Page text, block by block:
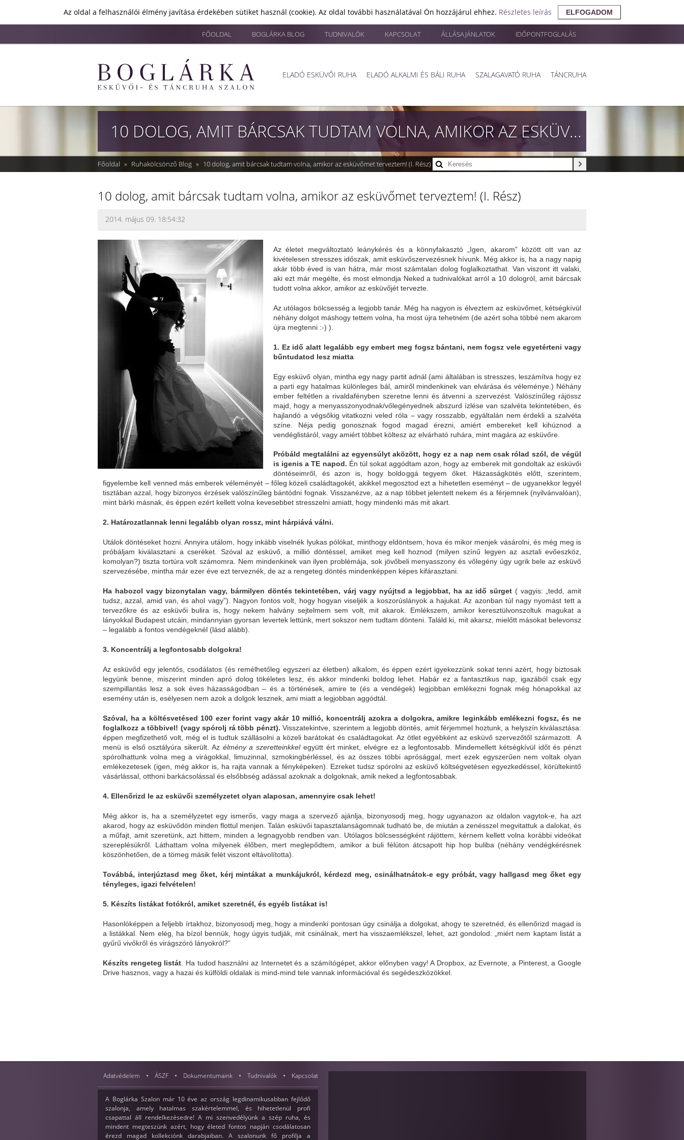
Az oldal a felhasználói élmény javítása érdekében sütiket használ (cookie). Az oldal további használatával Ön hozzájárul ehhez. Részletes leírás ELFOGADOM
IDŐPONTFOGLALÁS
ÁLLÁSAJÁNLATOK
KAPCSOLAT
TUDNIVALÓK
BOGLÁRKA BLOG
FŐOLDAL
ELADÓ ESKÜVŐI RUHA ELADÓ ALKALMI ÉS BÁLI RUHA SZALAGAVATÓ RUHA TÁNCRUHA
10 DOLOG, AMIT BÁRCSAK TUDTAM VOLNA, AMIKOR AZ ESKÜVŐMET TERVEZTEM! (I. RÉSZ)
Főoldal » Ruhakölcsönző Blog » 10 dolog, amit bárcsak tudtam volna, amikor az esküvőmet terveztem! (I. Rész)
10 dolog, amit bárcsak tudtam volna, amikor az esküvőmet terveztem! (I. Rész)
2014. május 09. 18:54:32
Az életet megváltoztató leánykérés és a könnyfakasztó „Igen, akarom” között ott van az
kivételesen stresszes időszak, amit esküvőszervezésnek hívunk. Még akkor is, ha a nagy napig
akár több éved is van hátra, már most számtalan dolog foglalkoztathat. Van viszont itt valaki,
aki ezt már megélte, és most elmondja Neked a tudnivalókat arról a 10 dologról, amit bárcsak
tudott volna akkor, amikor az esküvőjét tervezte.
Az utólagos bölcsesség a legjobb tanár. Még ha nagyon is élveztem az esküvőmet, kétségkívül
néhány dolgot máshogy tettem volna, ha most újra tehetném (de azért soha többé nem akarom
újra megtenni :-) ).
1. Ez idő alatt legalább egy embert meg fogsz bántani, nem fogsz vele egyetérteni vagy
bűntudatod lesz miatta
Egy esküvő olyan, mintha egy nagy partit adnál (ami általában is stresszes, leszámítva hogy ez
a parti egy hatalmas különleges bál, amiről mindenkinek van elvárása és véleménye.) Néhány
ember feltétlen a rivaldafényben szeretne lenni és átvenni a szervezést. Valószínűleg rájössz
majd, hogy a menyasszonyodnak/vőlegényednek abszurd ízlése van szalvéta tekintetében, és
hajlandó a végsőkig vitatkozni veled róla – vagy rosszabb, egyáltalán nem érdekli a szalvéta
színe. Néja pedig gonosznak fogod magad érezni, amiért embereket kell kihúznod a
vendéglistáról, vagy amiért többet költesz az elvárható ruhára, mint magára az esküvőre.
Próbáld megtalálni az egyensúlyt aközött, hogy ez a nap nem csak rólad szól, de végül
is igenis a TE napod. Én túl sokat aggódtam azon, hogy az emberek mit gondoltak az esküvői
döntéseimről, és azon is, hogy boldoggá tegyem őket. Házasságkötés előtt, szerintem,
figyelembe kell venned más emberek véleményét – főleg közeli családtagokét, akikkel megosztod ezt a hihetetlen eseményt – de ugyanekkor legyél
tisztában azzal, hogy bizonyos érzések valószínűleg bántódni fognak. Visszanézve, az a nap többet jelentett nekem és a férjemnek (nyilvánvalóan),
mint bárki másnak, és éppen ezért kellett volna kevesebbet stresszelni amiatt, hogy mindenki más mit akart.
2. Határozatlannak lenni legalább olyan rossz, mint hárpiává válni.
Utálok döntéseket hozni. Annyira utálom, hogy inkább viselnék lyukas pólókat, minthogy eldöntsem, hova és mikor menjek vásárolni, és még meg is
próbáljam kiválasztani a cseréket. Szóval az esküvő, a millió döntéssel, amiket meg kell hoznod (milyen színű legyen az asztali evőeszköz,
komolyan?) tiszta tortúra volt számomra. Nem mindenkinek van ilyen problémája, sok jövőbeli menyasszony és vőlegény úgy ugrik bele az esküvő
szervezésébe, mintha már ezer éve ezt terveznék, de az a rengeteg döntés mindenképpen képes kifárasztani.
Ha habozol vagy bizonytalan vagy, bármilyen döntés tekintetében, várj vagy nyújtsd a legjobbat, ha az idő sürget ( vagyis: „tedd, amit
tudsz, azzal, amid van, és ahol vagy”). Nagyon fontos volt, hogy hogyan viseljék a koszorúslányok a hajukat. Az azonban túl nagy nyomást tett a
tervezőkre és az esküvői bulira is, hogy nekem halvány sejtelmem sem volt, mit akarok. Emlékszem, amikor keresztülvonszoltuk magukat a
lányokkal Budapest utcáin, mindannyian gyorsan levertek lettünk, mert sokszor nem tudtam dönteni. Találd ki, mit akarsz, mielőtt másokat belevonsz
– legalább a fontos vendégeknél (lásd alább).
3. Koncentrálj a legfontosabb dolgokra!
Az esküvőd egy jelentős, csodálatos (és remélhetőleg egyszeri az életben) alkalom, és éppen ezért igyekezzünk sokat tenni azért, hogy biztosak
legyünk benne, miszerint minden apró dolog tökéletes lesz, és akkor mindenki boldog lehet. Habár ez a fantasztikus nap, igazából csak egy
szempillantás lesz a sok éves házasságodban – és a történések, amire te (és a vendégek) legjobban emlékezni fognak még hónapokkal az
esemény után is, esélyesen nem azok a dolgok lesznek, ami miatt a legjobban aggódtál.
Szóval, ha a költésvetésed 100 ezer forint vagy akár 10 millió, koncentrálj azokra a dolgokra, amikre leginkább emlékezni fogsz, és ne
foglalkozz a többivel! (vagy spórolj rá több pénzt). Visszatekintve, szerintem a legjobb döntés, amit férjemmel hoztunk, a helyszín kiválasztása:
éppen megfizethető volt, még el is tudtuk szállásolni a közeli barátokat és családtagokat. Az ötlet egyébként az esküvő szervezőtől származott. A
menü is első osztályúra sikerült. Az élmény a szeretteinkkelegyütt ért minket, elvégre ez a legfontosabb. Mindemellett kétségkívül időt és pénzt
spórolhattunk volna meg a virágokkal, limuzinnal, szmokingbérléssel, és az összes többi aprósággal, mert ezek egyszerűen nem voltak olyan
emlékezetesek (igen, még akkor is, ha rajta vannak a fényképeken). Ezreket tudsz spórolni az esküvő költségvetésen egyezkedéssel, körültekintő
vásárlással, otthoni barkácsolással és elsőbbség adással azoknak a dolgoknak, amik neked a legfontosabbak.
4. Ellenőrizd le az esküvői személyzetet olyan alaposan, amennyire csak lehet!
Még akkor is, ha a személyzetet egy ismerős, vagy maga a szervező ajánlja, bizonyosodj meg, hogy ugyanazon az oldalon vagytok-e, ha azt
akarod, hogy az esküvődön minden flottul menjen. Talán esküvői tapasztalanságomnak tudható be, de miután a zenésszel megvitattuk a dalokat, és
a műfajt, amit szeretünk, azt hittem, minden a legnagyobb rendben van. Utólagos bölcsességként rájöttem, kérnem kellett volna korábbi videókat
szereplésükről. Láthattam volna milyenek élőben, mert meglepődtem, amikor a buli félúton átcsapott hip hop buliba (néhány vendégkérésnek
köszönhetően, de a tömeg másik felét viszont eltávolította).
Továbbá, interjúztasd meg őket, kérj mintákat a munkájukról, kérdezd meg, csinálhatnátok-e egy próbát, vagy hallgasd meg őket egy
tényleges, igazi felvételen!
5. Készíts listákat fotókról, amiket szeretnél, és egyéb listákat is!
Hasonlóképpen a feljebb írtakhoz, bizonyosodj meg, hogy a mindenki pontosan úgy csinálja a dolgokat, ahogy te szeretnéd, és ellenőrizd magad is
a listákkal. Nem elég, ha bízol bennük, hogy úgyis tudják, mit csinálnak, mert ha visszaemlékszel, lehet, azt gondolod: „miért nem kaptam listát a
gyűrű vivőkről és virágszóró lányokról?”
Készíts rengeteg listát . Ha tudod használni az Internetet és a számítógépet, akkor előnyben vagy! A Dropbox, az Evernote, a Pinterest, a Google
Drive hasznos, vagy a hazai és külföldi oldalak is mind-mind tele vannak információval és segédeszközökkel.
Adatvédelem ÁSZF Dokumentumaink Tudnivalók Kapcsolat
A Boglárka Szalon már 10 éve az ország legdinamikusabban fejlődő
szalonja, amely hatalmas szakértelemmel, és hihetetlenül profi
csapattal áll rendelkezésedre! A mi szenvedélyünk a szép ruha, és
mindent megteszünk azért, hogy életed fontos napján csodálatosan
érezd magad kollekciónk darabjaiban. A szalonunk fő profilja a